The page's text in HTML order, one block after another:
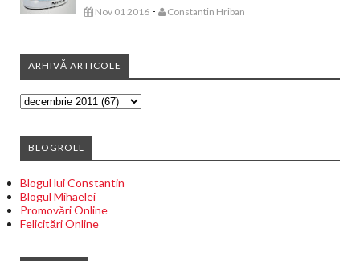
Nov 01 2016 - Constantin Hriban
ARHIVĂ ARTICOLE
BLOGROLL
Blogul lui Constantin
Blogul Mihaelei
Promovări Online
Felicitări Online